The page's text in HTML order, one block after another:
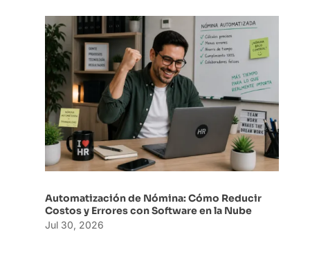
Automatización de Nómina: Cómo Reducir
Costos y Errores con Software en la Nube
Jul 30, 2026